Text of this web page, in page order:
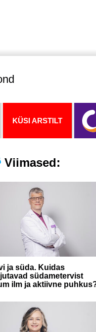
KÜSI ARSTILT
Viimased:
ja süda. Kuidas
südametervist
ilm ja aktiivne